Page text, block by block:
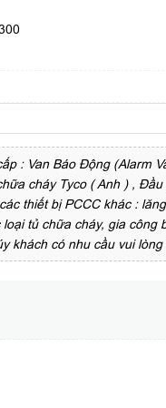
: Van Báo Động (Alarm
cháy Tyco ( Anh ) ,
thiết bị PCCC khác :
tủ chữa cháy, gia công
khách có nhu cầu vui